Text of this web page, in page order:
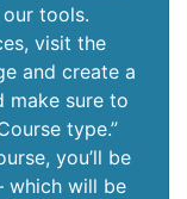
tools.
visit the
and create a
make sure to
type.”
you’ll be
will be